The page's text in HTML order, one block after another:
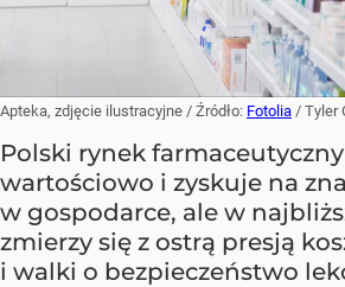
Apteka, zdjęcie ilustracyjne / Źródło: Fotolia / Tyler
Polski rynek
wartościowo i zyskuje na
w gospodarce, ale w
zmierzy się z ostrą presją
i walki o bezpieczeństwo